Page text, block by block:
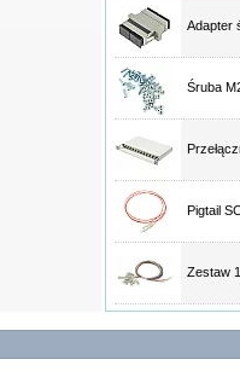
Adapter
Śruba
Pigtail
Zestaw